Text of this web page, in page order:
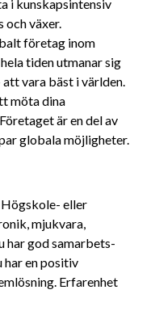
i kunskapsintensiv
och växer.
företag inom
tiden utmanar sig
vara bäst i världen.
möta dina
är en del av
globala möjligheter.
Högskole- eller
mjukvara,
har god samarbets-
har en positiv
Erfarenhet